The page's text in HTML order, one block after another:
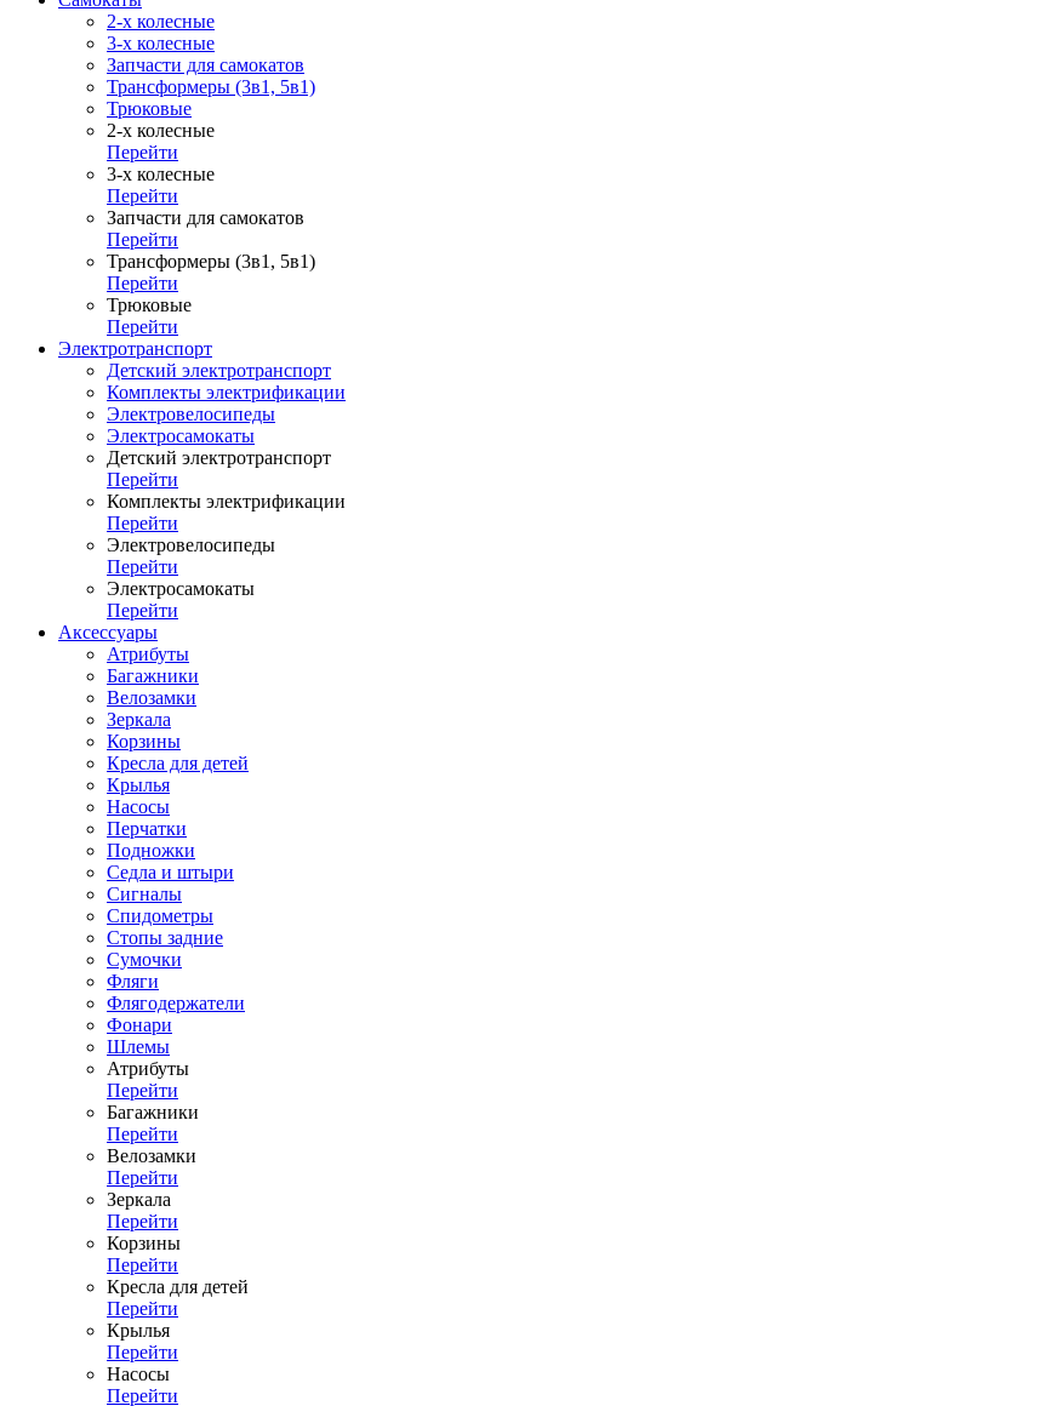
2-х колесные
3-х колесные
Запчасти для самокатов
Трансформеры (3в1, 5в1)
Трюковые
2-х колесные
Перейти
3-х колесные
Перейти
Запчасти для самокатов
Перейти
Трансформеры (3в1, 5в1)
Перейти
Трюковые
Перейти
Электротранспорт
Детский электротранспорт
Комплекты электрификации
Электровелосипеды
Электросамокаты
Детский электротранспорт
Перейти
Комплекты электрификации
Перейти
Электровелосипеды
Перейти
Электросамокаты
Перейти
Аксессуары
Атрибуты
Багажники
Велозамки
Зеркала
Корзины
Кресла для детей
Крылья
Насосы
Перчатки
Подножки
Седла и штыри
Сигналы
Спидометры
Стопы задние
Сумочки
Фляги
Флягодержатели
Фонари
Шлемы
Атрибуты
Перейти
Багажники
Перейти
Велозамки
Перейти
Зеркала
Перейти
Корзины
Перейти
Кресла для детей
Перейти
Крылья
Перейти
Насосы
Перейти